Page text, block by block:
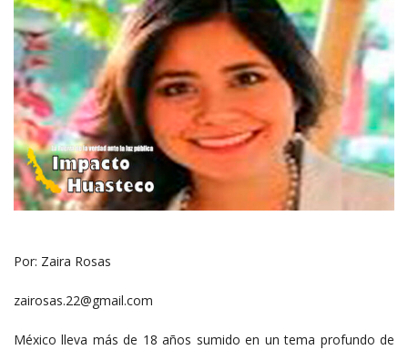
Por: Zaira Rosas
zairosas.22@gmail.com
México lleva más de 18 años sumido en un tema profundo de